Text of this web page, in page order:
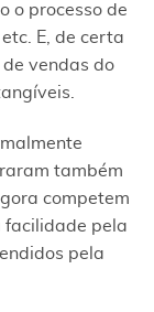
o processo de
E, de certa
vendas do
também
competem
facilidade pela
pela